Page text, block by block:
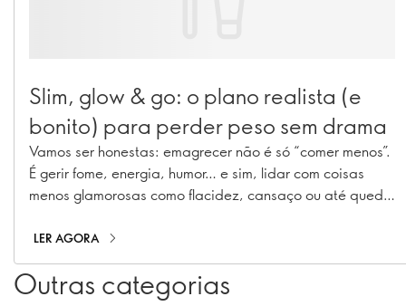
Slim, glow & go: o plano realista (e
bonito) para perder peso sem drama
Vamos ser honestas: emagrecer não é só “comer menos”.
É gerir fome, energia, humor… e sim, lidar com coisas
menos glamorosas como flacidez, cansaço ou até queda
certos, dá para fazer isto de forma equilibrada — e sair
do outro lado não só mais leve, mas também mais
luminosa.<br/>
LER AGORA
Outras categorias